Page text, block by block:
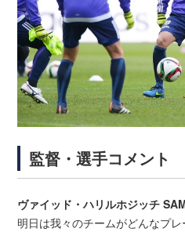
監督・選手コメント
ヴァイッド・ハリルホジッチ
明日は我々のチームがどんなプ